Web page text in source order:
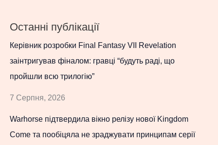
Останні публікації
Керівник розробки Final Fantasy VII Revelation
заінтригував фіналом: гравці “будуть раді, що
пройшли всю трилогію”
7 Серпня, 2026
Warhorse підтвердила вікно релізу нової Kingdom
Come та пообіцяла не зраджувати принципам серії